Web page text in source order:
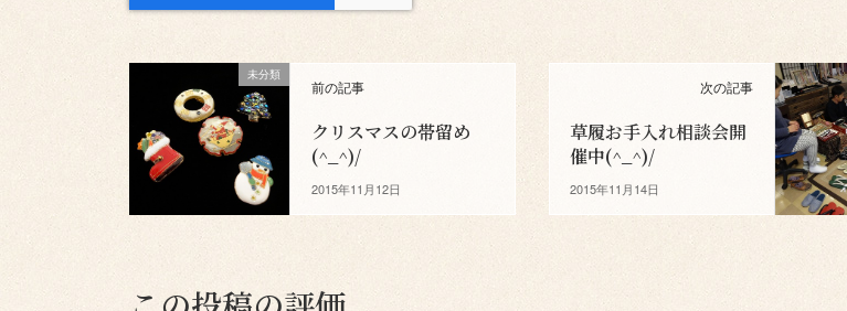
未分類
前の記事
クリスマスの帯留め
(^_^)/
2015年11月12日
次の記事
草履お手入れ相談会開
催中(^_^)/
2015年11月14日